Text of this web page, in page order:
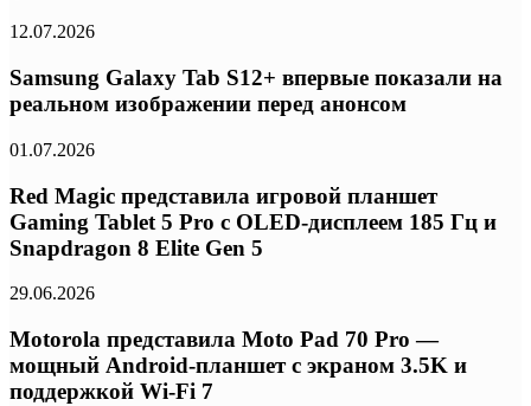
12.07.2026
Samsung Galaxy Tab S12+ впервые показали на
реальном изображении перед анонсом
01.07.2026
Red Magic представила игровой планшет
Gaming Tablet 5 Pro с OLED-дисплеем 185 Гц и
Snapdragon 8 Elite Gen 5
29.06.2026
Motorola представила Moto Pad 70 Pro —
мощный Android-планшет с экраном 3.5K и
поддержкой Wi-Fi 7